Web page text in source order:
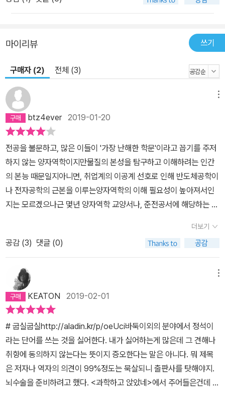
마이리뷰 쓰기
구매자 (2) 전체 (3)
btz4ever2019-01-20
전공을 불문하고, 많은 이들이 '가장 난해한 학문'이라고 꼽기를 주저
하지 않는 양자역학이지만물질의 본성을 탐구하고 이해하려는 인간
의 본능 때문일지아니면, 취업계의 이공계 선호로 인해 반도체공학이
나 전자공학의 근본을 이루는양자역학의 이해 필요성이 높아져서인
지는 모르겠으나근 몇년 양자역학 교양서나, 준전공서에 해당하는 책
이해도를 높이고 싶어서 서점을 뒤져봐도결국은 수식덩어리 전공서
를 선택할 수 밖에 없었던 예전에 비하면 격세지감이랄까. 어찌되었
던, 양자역학은 어느 책 한권으로 만족할수는 없는 분야다.저 책으로
는 도저히 이해할 수 없는 대목이, 다른 책의 설명으로 의문이 풀리기
도 하고또 이 책으로 도저히 이해할 수 없는 대목이, 또 다른 저 책의
설명으로 의문이 풀리다보면하릴없이 시간의 함수로 책장은 채워져
가는거다. 고전역학에 이어, 번역을 해준 이종필 교수가 책 말미의 에
필로그에도 언급했지만많은 책들은 플랑크의 흑체복사이론을 시작으
로 해, 보어의 양자조건을 풀어가면서시대순으로 서술하는게 대부분
이라면이 책은 시작부터 행렬역학을 기반으로 한 스핀을 꺼내든다.서
두에 슈뢰딩거 방정식을 꺼내놓는 그리피스 양자역학보다 어찌보면
파격적이랄까.두괄식이든 미괄식이든 어느 방법이 이해하기 좋은지
더보기
공감 (3) 댓글 (0)
KEATON 2019-02-01
# 굽실굽실http://aladin.kr/p/oeUci바둑이외의 분야에서 정석이
라는 단어를 쓰는 것을 싫어한다. 내가 싫어하는게 많은데 그 견해나
취향에 동의하지 않는다는 뜻이지 증오한다는 말은 아니다. 뭐 제목
은 저자나 역자의 의견이 99%정도는 묵살되니 출판사를 탓해야지.
뇌수술을 준비하려고 했다. <과학하고 앉았네>에서 주어들은건데 뇌